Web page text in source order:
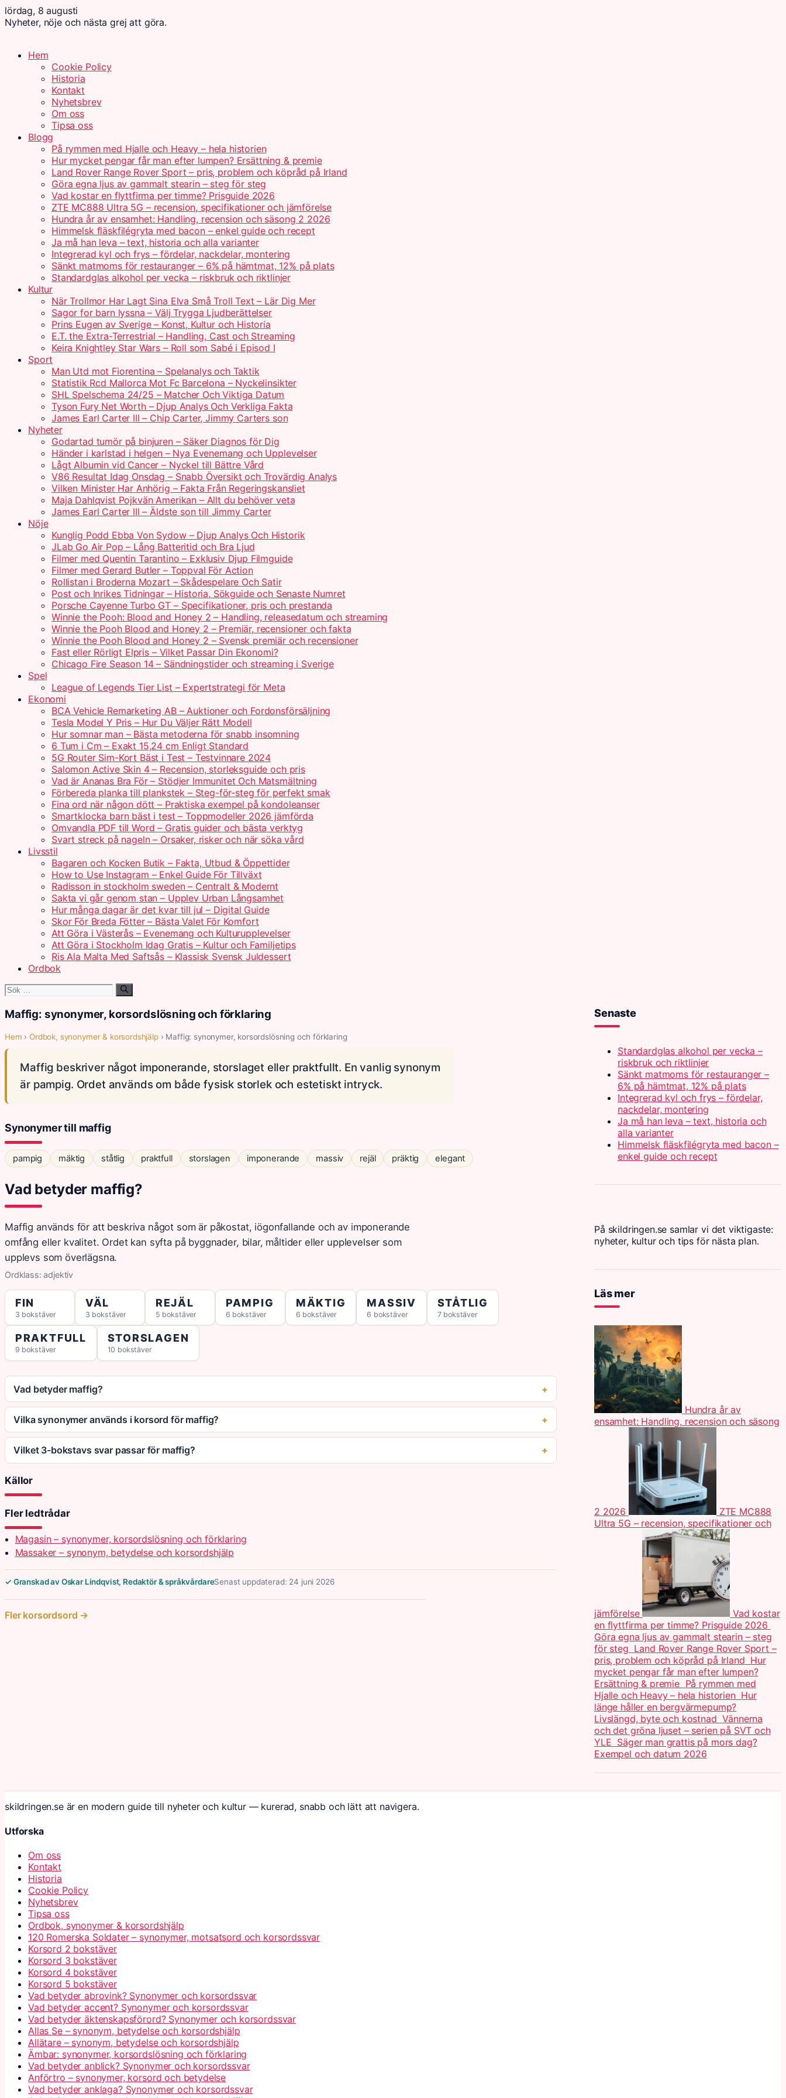
lördag, 8 augusti
Nyheter, nöje och nästa grej att göra.
Hem
Cookie Policy
Historia
Kontakt
Nyhetsbrev
Om oss
Tipsa oss
Blogg
På rymmen med Hjalle och Heavy – hela historien
Hur mycket pengar får man efter lumpen? Ersättning & premie
Land Rover Range Rover Sport – pris, problem och köpråd på Irland
Göra egna ljus av gammalt stearin – steg för steg
Vad kostar en flyttfirma per timme? Prisguide 2026
ZTE MC888 Ultra 5G – recension, specifikationer och jämförelse
Hundra år av ensamhet: Handling, recension och säsong 2 2026
Himmelsk fläskfilégryta med bacon – enkel guide och recept
Ja må han leva – text, historia och alla varianter
Integrerad kyl och frys – fördelar, nackdelar, montering
Sänkt matmoms för restauranger – 6% på hämtmat, 12% på plats
Standardglas alkohol per vecka – riskbruk och riktlinjer
Kultur
När Trollmor Har Lagt Sina Elva Små Troll Text – Lär Dig Mer
Sagor for barn lyssna – Välj Trygga Ljudberättelser
Prins Eugen av Sverige – Konst, Kultur och Historia
E.T. the Extra-Terrestrial – Handling, Cast och Streaming
Keira Knightley Star Wars – Roll som Sabé i Episod I
Sport
Man Utd mot Fiorentina – Spelanalys och Taktik
Statistik Rcd Mallorca Mot Fc Barcelona – Nyckelinsikter
SHL Spelschema 24/25 – Matcher Och Viktiga Datum
Tyson Fury Net Worth – Djup Analys Och Verkliga Fakta
James Earl Carter III – Chip Carter, Jimmy Carters son
Nyheter
Godartad tumör på binjuren – Säker Diagnos för Dig
Händer i karlstad i helgen – Nya Evenemang och Upplevelser
Lågt Albumin vid Cancer – Nyckel till Bättre Vård
V86 Resultat Idag Onsdag – Snabb Översikt och Trovärdig Analys
Vilken Minister Har Anhörig – Fakta Från Regeringskansliet
Maja Dahlqvist Pojkvän Amerikan – Allt du behöver veta
James Earl Carter III – Äldste son till Jimmy Carter
Nöje
Kunglig Podd Ebba Von Sydow – Djup Analys Och Historik
JLab Go Air Pop – Lång Batteritid och Bra Ljud
Filmer med Quentin Tarantino – Exklusiv Djup Filmguide
Filmer med Gerard Butler – Toppval För Action
Rollistan i Broderna Mozart – Skådespelare Och Satir
Post och Inrikes Tidningar – Historia, Sökguide och Senaste Numret
Porsche Cayenne Turbo GT – Specifikationer, pris och prestanda
Winnie the Pooh: Blood and Honey 2 – Handling, releasedatum och streaming
Winnie the Pooh Blood and Honey 2 – Premiär, recensioner och fakta
Winnie the Pooh Blood and Honey 2 – Svensk premiär och recensioner
Fast eller Rörligt Elpris – Vilket Passar Din Ekonomi?
Chicago Fire Season 14 – Sändningstider och streaming i Sverige
Spel
League of Legends Tier List – Expertstrategi för Meta
Ekonomi
BCA Vehicle Remarketing AB – Auktioner och Fordonsförsäljning
Tesla Model Y Pris – Hur Du Väljer Rätt Modell
Hur somnar man – Bästa metoderna för snabb insomning
6 Tum i Cm – Exakt 15,24 cm Enligt Standard
5G Router Sim-Kort Bäst i Test – Testvinnare 2024
Salomon Active Skin 4 – Recension, storleksguide och pris
Vad är Ananas Bra För – Stödjer Immunitet Och Matsmältning
Förbereda planka till plankstek – Steg-för-steg för perfekt smak
Fina ord när någon dött – Praktiska exempel på kondoleanser
Smartklocka barn bäst i test – Toppmodeller 2026 jämförda
Omvandla PDF till Word – Gratis guider och bästa verktyg
Svart streck på nageln – Orsaker, risker och när söka vård
Livsstil
Bagaren och Kocken Butik – Fakta, Utbud & Öppettider
How to Use Instagram – Enkel Guide För Tillväxt
Radisson in stockholm sweden – Centralt & Modernt
Sakta vi går genom stan – Upplev Urban Långsamhet
Hur många dagar är det kvar till jul – Digital Guide
Skor För Breda Fötter – Bästa Valet För Komfort
Att Göra i Västerås – Evenemang och Kulturupplevelser
Att Göra i Stockholm Idag Gratis – Kultur och Familjetips
Ris Ala Malta Med Saftsås – Klassisk Svensk Juldessert
Ordbok
Sök
Maffig: synonymer, korsordslösning och förklaring
Hem ›Ordbok, synonymer & korsordshjälp› Maffig: synonymer, korsordslösning och förklaring
Maffig beskriver något imponerande, storslaget eller praktfullt. En vanlig synonym
är pampig. Ordet används om både fysisk storlek och estetiskt intryck.
Synonymer till maffig
pampig mäktig ståtlig praktfull storslagen imponerande massiv rejäl präktig elegant
Vad betyder maffig?
Maffig används för att beskriva något som är påkostat, iögonfallande och av imponerande
omfång eller kvalitet. Ordet kan syfta på byggnader, bilar, måltider eller upplevelser som
upplevs som överlägsna.
Ordklass: adjektiv
FIN
3 bokstäver
VÄL
3 bokstäver
REJÄL
5 bokstäver
PAMPIG
6 bokstäver
MÄKTIG
6 bokstäver
MASSIV
6 bokstäver
STÅTLIG
7 bokstäver
PRAKTFULL
9 bokstäver
STORSLAGEN
10 bokstäver
Vad betyder maffig?
Vilka synonymer används i korsord för maffig?
Vilket 3-bokstavs svar passar för maffig?
Källor
Fler ledtrådar
Magasin – synonymer, korsordslösning och förklaring
Massaker – synonym, betydelse och korsordshjälp
✓ Granskad av Oskar Lindqvist, Redaktör & språkvårdareSenast uppdaterad: 24 juni 2026
Fler korsordsord →
Senaste
Standardglas alkohol per vecka –
riskbruk och riktlinjer
Sänkt matmoms för restauranger –
6% på hämtmat, 12% på plats
Integrerad kyl och frys – fördelar,
nackdelar, montering
Ja må han leva – text, historia och
alla varianter
Himmelsk fläskfilégryta med bacon –
enkel guide och recept
På skildringen.se samlar vi det viktigaste:
nyheter, kultur och tips för nästa plan.
Läs mer
Hundra år av
ensamhet: Handling, recension och säsong
2 2026
ZTE MC888
Ultra 5G – recension, specifikationer och
jämförelse
Vad kostar
en flyttfirma per timme? Prisguide 2026
Göra egna ljus av gammalt stearin – steg
för steg Land Rover Range Rover Sport –
pris, problem och köpråd på Irland Hur
mycket pengar får man efter lumpen?
Ersättning & premie På rymmen med
Hjalle och Heavy – hela historien Hur
länge håller en bergvärmepump?
Livslängd, byte och kostnad Vännerna
och det gröna ljuset – serien på SVT och
YLE Säger man grattis på mors dag?
Exempel och datum 2026
skildringen.se är en modern guide till nyheter och kultur — kurerad, snabb och lätt att navigera.
Utforska
Om oss
Kontakt
Historia
Cookie Policy
Nyhetsbrev
Tipsa oss
Ordbok, synonymer & korsordshjälp
120 Romerska Soldater – synonymer, motsatsord och korsordssvar
Korsord 2 bokstäver
Korsord 3 bokstäver
Korsord 4 bokstäver
Korsord 5 bokstäver
Vad betyder abrovink? Synonymer och korsordssvar
Vad betyder accent? Synonymer och korsordssvar
Vad betyder äktenskapsförord? Synonymer och korsordssvar
Allas Se – synonym, betydelse och korsordshjälp
Allätare – synonym, betydelse och korsordshjälp
Ämbar: synonymer, korsordslösning och förklaring
Vad betyder anblick? Synonymer och korsordssvar
Anförtro – synonymer, korsord och betydelse
Vad betyder anklaga? Synonymer och korsordssvar